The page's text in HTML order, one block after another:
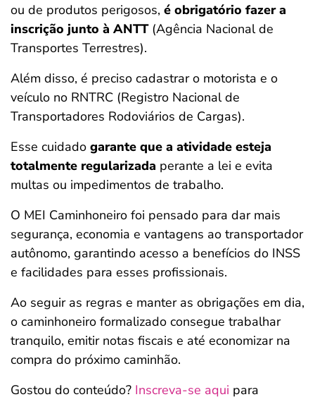
ou de produtos perigosos, é obrigatório fazer a
inscrição junto à ANTT(Agência Nacional de
Transportes Terrestres).
Além disso, é preciso cadastrar o motorista e o
veículo no RNTRC (Registro Nacional de
Transportadores Rodoviários de Cargas).
Esse cuidado garante que a atividade esteja
totalmente regularizada perante a lei e evita
multas ou impedimentos de trabalho.
O MEI Caminhoneiro foi pensado para dar mais
segurança, economia e vantagens ao transportador
autônomo, garantindo acesso a benefícios do INSS
e facilidades para esses profissionais.
Ao seguir as regras e manter as obrigações em dia,
o caminhoneiro formalizado consegue trabalhar
tranquilo, emitir notas fiscais e até economizar na
compra do próximo caminhão.
Gostou do conteúdo? Inscreva-se aqui para